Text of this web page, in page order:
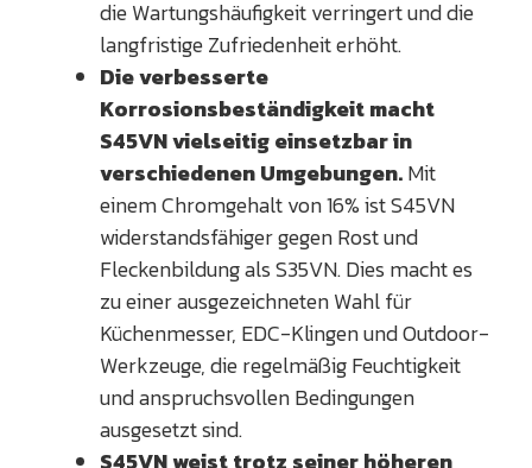
die Wartungshäufigkeit verringert und die
langfristige Zufriedenheit erhöht.
Die verbesserte
Korrosionsbeständigkeit macht
S45VN vielseitig einsetzbar in
verschiedenen Umgebungen.Mit
einem Chromgehalt von 16% ist S45VN
widerstandsfähiger gegen Rost und
Fleckenbildung als S35VN. Dies macht es
zu einer ausgezeichneten Wahl für
Küchenmesser, EDC-Klingen und Outdoor-
Werkzeuge, die regelmäßig Feuchtigkeit
und anspruchsvollen Bedingungen
ausgesetzt sind.
S45VN weist trotz seiner höheren